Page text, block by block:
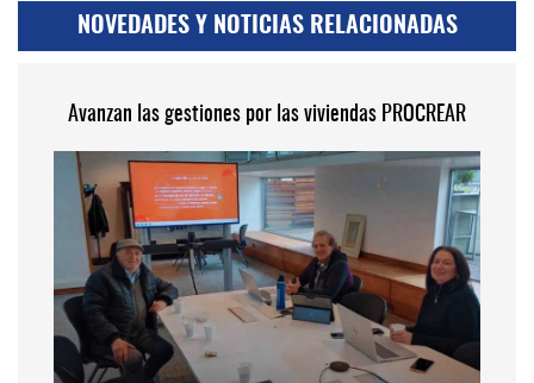
NOVEDADES Y NOTICIAS RELACIONADAS
Avanzan las gestiones por las viviendas PROCREAR